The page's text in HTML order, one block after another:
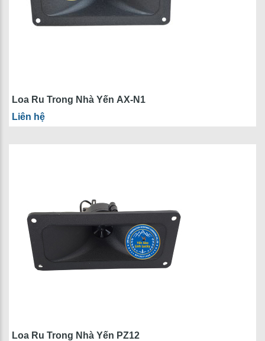
Loa Ru Trong Nhà Yến AX-N1
Liên hệ
Loa Ru Trong Nhà Yến PZ12